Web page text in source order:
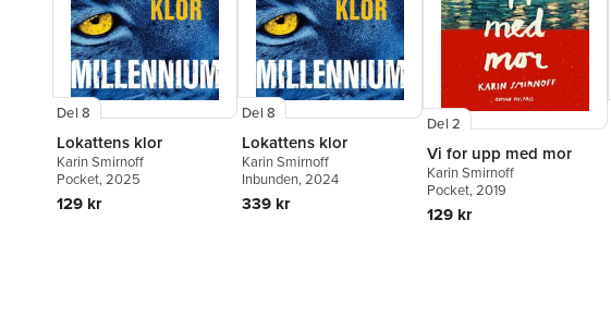
Del 8
Lokattens klor
Karin Smirnoff
Pocket, 2025
129 kr
Del 8
Lokattens klor
Karin Smirnoff
Inbunden, 2024
339 kr
Del 2
Vi for upp med mor
Karin Smirnoff
Pocket, 2019
129 kr